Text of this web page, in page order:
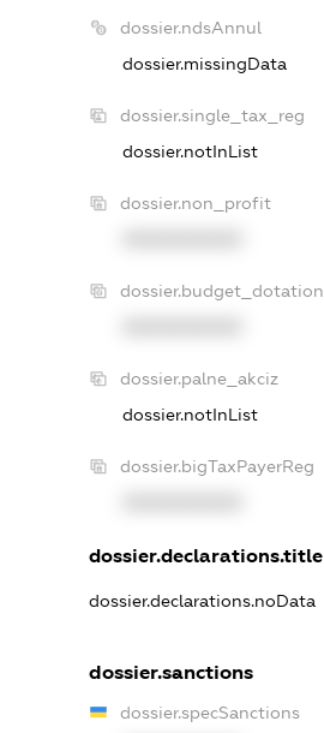
dossier.ndsAnnul
dossier.missingData
dossier.single_tax_reg
dossier.notInList
dossier.non_profit
dossier.budget_dotation
dossier.palne_akciz
dossier.notInList
dossier.bigTaxPayerReg
dossier.declarations.title
dossier.declarations.noData
dossier.sanctions
dossier.specSanctions